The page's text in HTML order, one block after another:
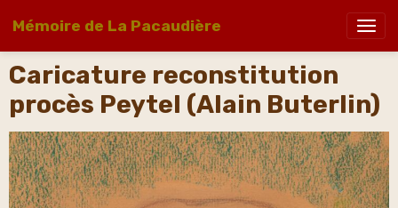
Mémoire de La Pacaudière
Caricature reconstitution
procès Peytel (Alain Buterlin)